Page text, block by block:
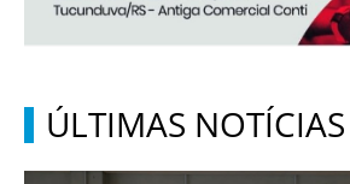
ÚLTIMAS NOTÍCIAS